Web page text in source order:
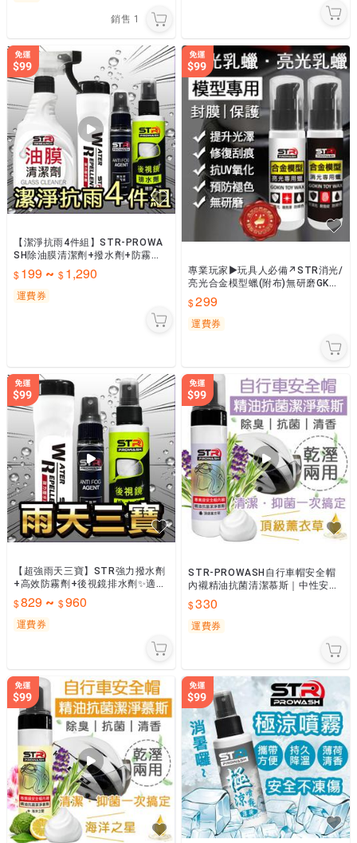
銷售 1
【潔淨抗雨4件組】STR-PROWA
SH除油膜清潔劑+撥水劑+防霧劑/
6倍高效防霧劑+後視鏡排水劑＊安
全帽鏡片｜擋風玻璃
199 ~ 1,290
運費券
專業玩家►玩具人必備↗STR消光/
亮光合金模型蠟(附布)無研磨GK、
PVC塑膠模型清潔防護/防曬抗UV/
增豔/去汙
299
運費券
【超強雨天三寶】STR強力撥水劑
+高效防霧劑+後視鏡排水劑✨適用
汽機車後照鏡、安全帽鏡片、擋風
玻璃行車紀錄器／倒車鏡頭
829 ~ 960
運費券
STR-PROWASH自行車帽安全帽
內襯精油抗菌清潔慕斯｜中性安全
帽清潔劑｜風鏡鏡片清潔【頂級薰
衣草】小帽去污除味
330
運費券